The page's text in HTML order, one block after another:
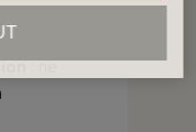
: résiste à
: ne